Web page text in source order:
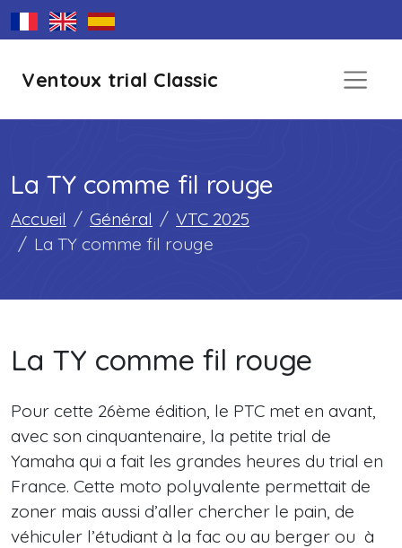
Ventoux trial Classic
La TY comme fil rouge
Accueil Général
VTC 2025
La TY comme fil rouge
La TY comme fil rouge
Pour cette 26ème édition, le PTC met en avant,
avec son cinquantenaire, la petite trial de
Yamaha qui a fait les grandes heures du trial en
France. Cette moto polyvalente permettait de
zoner mais aussi d’aller chercher le pain, de
véhiculer l’étudiant à la fac ou au berger ou à